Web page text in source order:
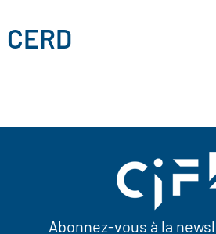
CERD
Abonnez-vous à la